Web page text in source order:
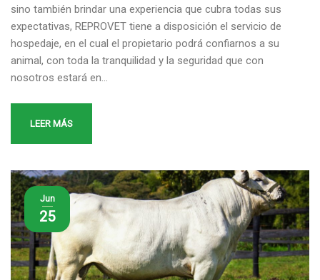
sino también brindar una experiencia que cubra todas sus
expectativas, REPROVET tiene a disposición el servicio de
hospedaje, en el cual el propietario podrá confiarnos a su
animal, con toda la tranquilidad y la seguridad que con
nosotros estará en…
LEER MÁS
Jun
25